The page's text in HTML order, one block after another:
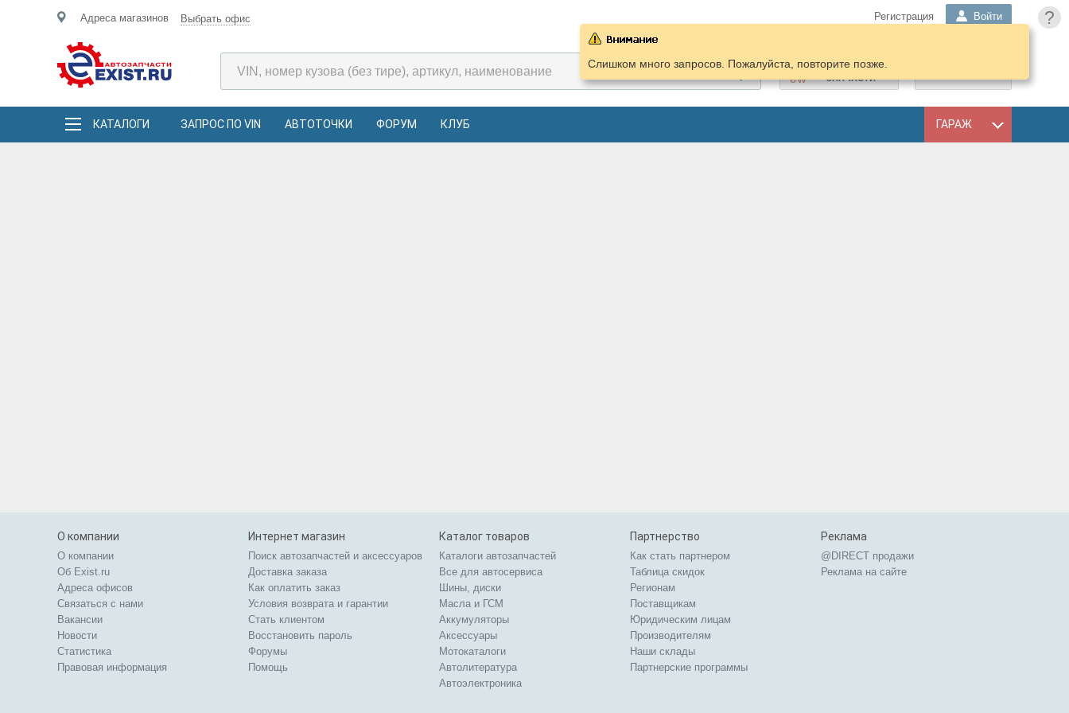
?
Адреса магазинов Выбрать офис Регистрация Войти
ПОДОБРАТЬ
ЗАПЧАСТИ
КАТАЛОГИ ЗАПРОС ПО VIN АВТОТОЧКИ ФОРУМ КЛУБ ГАРАЖ
Слишком много запросов. Пожалуйста, повторите позже.
О компании
О компании
Об Exist.ru
Адреса офисов
Связаться с нами
Вакансии
Новости
Статистика
Правовая информация
Интернет магазин
Поиск автозапчастей и аксессуаров
Доставка заказа
Как оплатить заказ
Условия возврата и гарантии
Стать клиентом
Восстановить пароль
Форумы
Помощь
Каталог товаров
Каталоги автозапчастей
Все для автосервиса
Шины, диски
Масла и ГСМ
Аккумуляторы
Аксессуары
Мотокаталоги
Автолитература
Автоэлектроника
Партнерство
Как стать партнером
Таблица скидок
Регионам
Поставщикам
Юридическим лицам
Производителям
Наши склады
Партнерские программы
Реклама
@DIRECT продажи
Реклама на сайте